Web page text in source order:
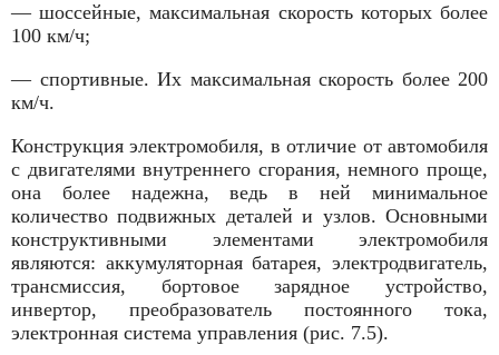
— шоссейные, максимальная скорость которых более
100 км/ч;
— спортивные. Их максимальная скорость более 200
км/ч.
Конструкция электромобиля, в отличие от автомобиля
с двигателями внутреннего сгорания, немного проще,
она более надежна, ведь в ней минимальное
количество подвижных деталей и узлов. Основными
конструктивными элементами электромобиля
являются: аккумуляторная батарея, электродвигатель,
трансмиссия, бортовое зарядное устройство,
инвертор, преобразователь постоянного тока,
электронная система управления (рис. 7.5).